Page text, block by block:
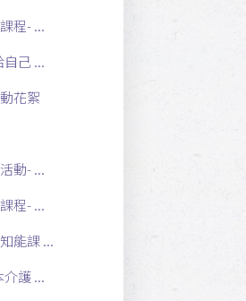
程- ...
己 ...
花絮
動- ...
程- ...
能課 ...
護 ...